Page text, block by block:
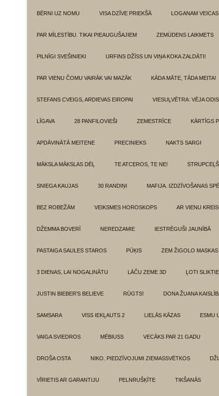
BĒRNI UZ NOMU VISA DZĪVE PRIEKŠĀ LOGANAM VEICAS
PAR MĪLESTĪBU. TIKAI PIEAUGUŠAJIEM ZEMŪDENS LAIKMETS
PILNĪGI SVEŠINIEKI URFINS DŽĪSS UN VIŅA KOKA ZALDĀTI!
PAR VIENU ČOMU VAIRĀK VAI MAZĀK KĀDA MĀTE, TĀDA MEITA!
STEFANS CVEIGS, ARDIEVAS EIROPAI VIESUĻVĒTRA: VĒJA
LĪGAVA 28 PANFILOVIEŠI ZEMESTRĪCE KĀRTĪGS
APDĀVINĀTĀ MEITENE PRECINIEKS NAKTS SARGI
MĀKSLA MĀKSLAS DĒĻ TE ATCEROS, TE NE! STRUPCEĻŠ
SNIEGA KAUJAS 30 RANDIŅI MAFIJA. IZDZĪVOŠANAS
BEZ ROBEŽĀM VEIKSMES HOROSKOPS AR VIENU
DŽEMMA BOVERĪ NEREDZAMIE IESTRĒGUŠI JAUNĪBĀ
PASTAIGA SAULES STAROS PŪĶIS ZEM ŽIGOLO MASKAS
3 DIENAS, LAI NOGALINĀTU LĀČU ZEME 3D ĻOTI
JUSTIN BIEBER'S BELIEVE RŪGTS! DONA ŽUANA
SAMSARA VISS IEKĻAUTS 2 LIELĀS KĀZAS ESMU
VAIGA SVIEDROS MĒBIUSS VECĀKS PAR 21 GADU
DROŠA OSTA NIKO. PIEDZĪVOJUMI ZIEMASSVĒTKOS
VĪRIETIS AR GARANTIJU PELNRUŠĶĪTE TIKŠANĀS